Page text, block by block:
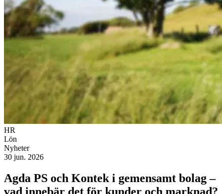
HR
Lön
Nyheter
30 jun. 2026
Agda PS och Kontek i gemensamt bolag –
vad innebär det för kunder och marknad?